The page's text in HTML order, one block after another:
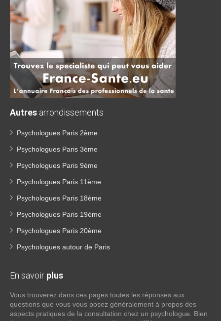
Autres arrondissements
Psychologues Paris 2ème
Psychologues Paris 3ème
Psychologues Paris 9ème
Psychologues Paris 11ème
Psychologues Paris 18ème
Psychologues Paris 19ème
Psychologues Paris 20ème
Psychologues autour de Paris
En savoir plus
Vous trouverez dans ces pages toutes les réponses aux
questions que vous vous posez généralement à propos des
aspects pratiques de la consultation chez un psychologue. Bien